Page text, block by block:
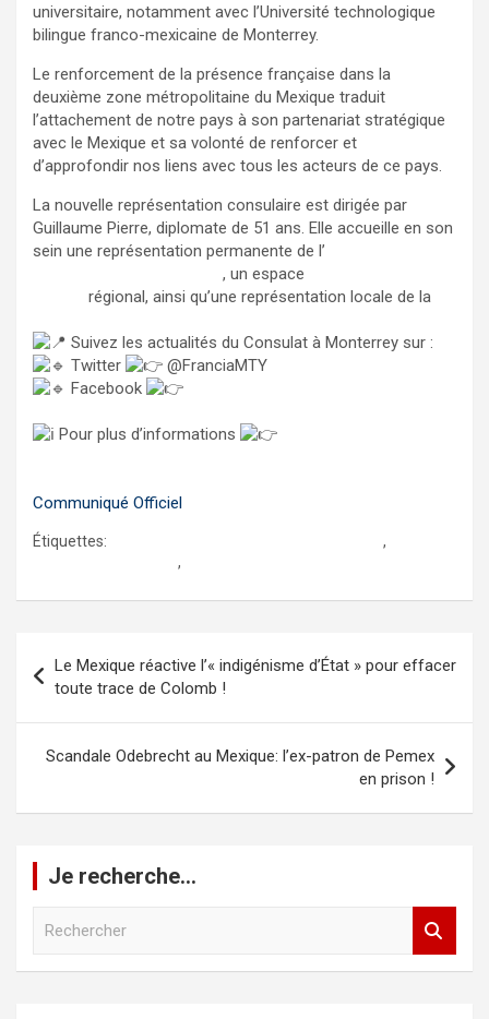
universitaire, notamment avec l’Université technologique
bilingue franco-mexicaine de Monterrey.
Le renforcement de la présence française dans la
deuxième zone métropolitaine du Mexique traduit
l’attachement de notre pays à son partenariat stratégique
avec le Mexique et sa volonté de renforcer et
d’approfondir nos liens avec tous les acteurs de ce pays.
La nouvelle représentation consulaire est dirigée par
Guillaume Pierre, diplomate de 51 ans. Elle accueille en son
sein une représentation permanente de l’
, un espace
régional, ainsi qu’une représentation locale de la
Suivez les actualités du Consulat à Monterrey sur :
Twitter
@FranciaMTY
Facebook
Pour plus d’informations
Communiqué Officiel
Étiquettes:
,
,
de
l’article
Le Mexique réactive l’« indigénisme d’État » pour effacer
toute trace de Colomb !
Scandale Odebrecht au Mexique: l’ex-patron de Pemex
en prison !
Je recherche…